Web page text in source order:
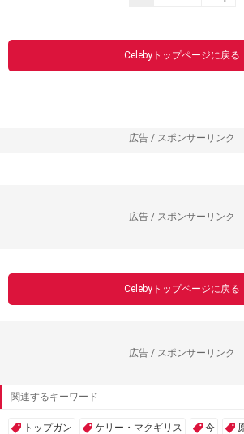
Celebyトップページに戻る
広告 / スポンサーリンク
広告 / スポンサーリンク
Celebyトップページに戻る
広告 / スポンサーリンク
関連するキーワード
トップガン ケリー・マクギリス 今